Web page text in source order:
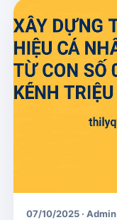
07/10/2025 · Admin